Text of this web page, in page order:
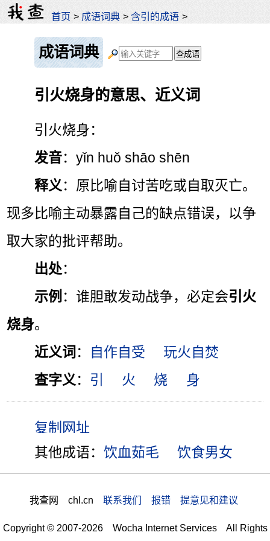
首页 > 成语词典 >含引的成语 >
成语词典
引火烧身的意思、近义词
引火烧身：
发音：yǐn huǒ shāo shēn
释义 ：原比喻自讨苦吃或自取灭亡。
现多比喻主动暴露自己的缺点错误，以争
取大家的批评帮助。
出处：
示例 ：谁胆敢发动战争，必定会引火
烧身。
近义词 ： 自作自受
玩火自焚
查字义 ： 引 火 烧 身
其他成语：饮血茹毛 饮食男女
我查网 chl.cn 联系我们 报错 提意见和建议
Copyright © 2007-2026 Wocha Internet Services All Rights